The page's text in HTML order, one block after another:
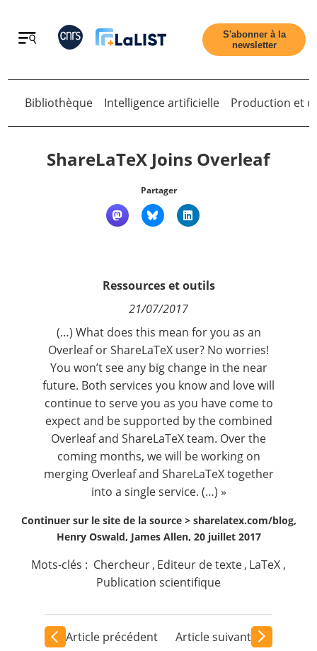
Retour
Qui sommes nous ?
Contact
Nous suivre
S'abonner à la
newsletter
Bibliothèque Intelligence artificielle Production et
ShareLaTeX Joins Overleaf
Partager
Ressources et outils
21/07/2017
(…) What does this mean for you as an
Overleaf or ShareLaTeX user? No worries!
You won’t see any big change in the near
future. Both services you know and love will
continue to serve you as you have come to
expect and be supported by the combined
Overleaf and ShareLaTeX team. Over the
coming months, we will be working on
merging Overleaf and ShareLaTeX together
into a single service. (…) »
Continuer sur le site de la source > sharelatex.com/blog,
Henry Oswald, James Allen, 20 juillet 2017
Mots-clés : Chercheur, Editeur de texte, LaTeX ,
Publication scientifique
Article précédent Article suivant